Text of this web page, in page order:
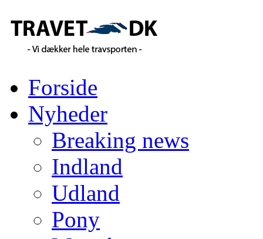
Forside
Nyheder
Breaking news
Indland
Udland
Pony